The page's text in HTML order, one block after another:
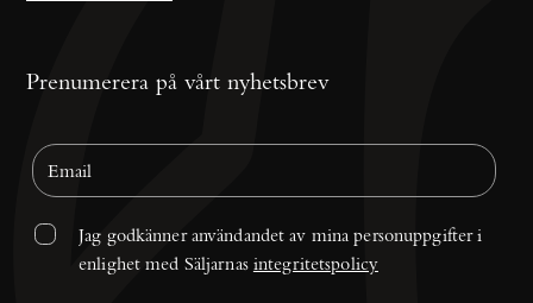
Prenumerera på vårt nyhetsbrev
Jag godkänner användandet av mina personuppgifter i
enlighet med Säljarnas integritetspolicy